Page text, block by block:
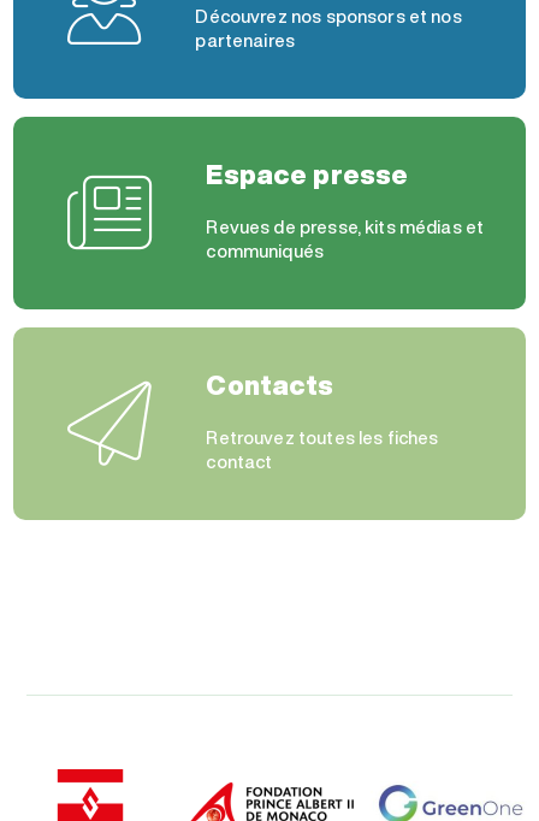
Découvrez nos sponsors et nos
partenaires
Espace presse
Revues de presse, kits médias et
communiqués
Contacts
Retrouvez toutes les fiches
contact